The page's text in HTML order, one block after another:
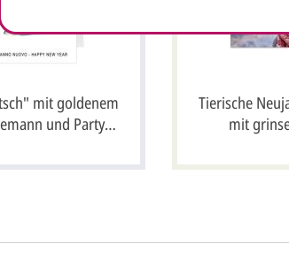
mit goldenem
und Party
Tierische
mit